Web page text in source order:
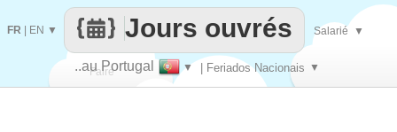
Faire
..au Portugal ▼ | Feriados Nacionais ▼
Jours ouvrés
FR EN ▼ Salarié ▼